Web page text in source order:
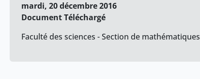
mardi, 20 décembre 2016
Document Téléchargé
Faculté des sciences - Section de mathématiques